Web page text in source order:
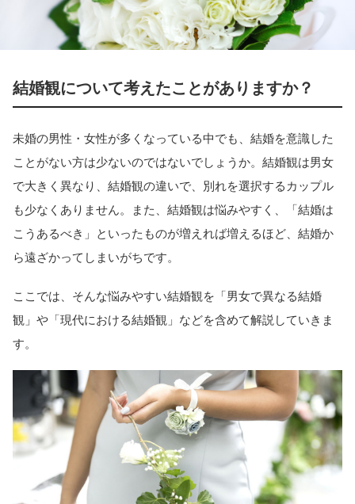
結婚観について考えたことがありますか？
未婚の男性・女性が多くなっている中でも、結婚を意識した
ことがない方は少ないのではないでしょうか。結婚観は男女
で大きく異なり、結婚観の違いで、別れを選択するカップル
も少なくありません。また、結婚観は悩みやすく、「結婚は
こうあるべき」といったものが増えれば増えるほど、結婚か
ら遠ざかってしまいがちです。
ここでは、そんな悩みやすい結婚観を「男女で異なる結婚
観」や「現代における結婚観」などを含めて解説していきま
す。